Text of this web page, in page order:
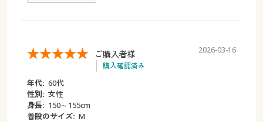
ご購入者様
購入確認済み
2026-03-16
年代: 60代
性別: 女性
身長: 150～155cm
普段のサイズ: M